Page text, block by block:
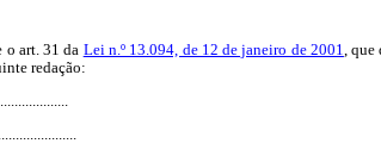
o art. 31 da Lei n.º 13.094, de 12 de janeiro de 2001 ,
redação: